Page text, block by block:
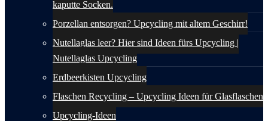
kaputte Socken.
Porzellan entsorgen? Upcycling mit altem Geschirr!
Nutellaglas leer? Hier sind Ideen fürs Upcycling |
Nutellaglas Upcycling
Erdbeerkisten Upcycling
Flaschen Recycling – Upcycling Ideen für Glasflaschen
Upcycling-Ideen